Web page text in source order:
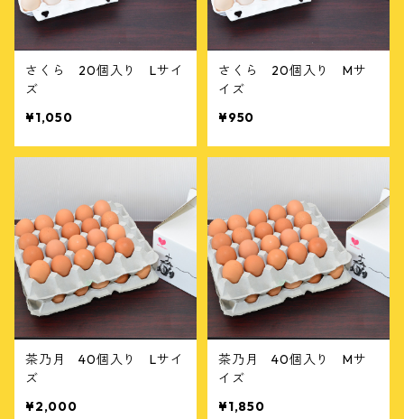
さくら 20個入り Lサイ
ズ
¥1,050
さくら 20個入り Mサ
イズ
¥950
茶乃月 40個入り Lサイ
ズ
¥2,000
茶乃月 40個入り Mサ
イズ
¥1,850